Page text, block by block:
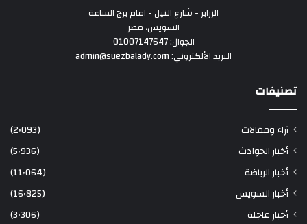
الزراير - شارع النيل - امام برج الساعة
السويس، مصر
الجوال: 01007147647
البريد الألكتروني: admin@suezbalady.com
تصنيفات
آراء ومقالات
(2٬093)
أخبار الحوادث
(5٬936)
أخبار الرياضة
(11٬064)
أخبار السويس
(16٬825)
أخبار عاجلة
(3٬306)